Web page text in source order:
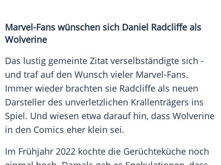
Marvel-Fans wünschen sich Daniel Radcliffe als
Wolverine
Das lustig gemeinte Zitat verselbständigte sich -
und traf auf den Wunsch vieler Marvel-Fans.
Immer wieder brachten sie Radcliffe als neuen
Darsteller des unverletzlichen Krallenträgers ins
Spiel. Und wiesen etwa darauf hin, dass Wolverine
in den Comics eher klein sei.
Im Frühjahr 2022 kochte die Gerüchteküche noch